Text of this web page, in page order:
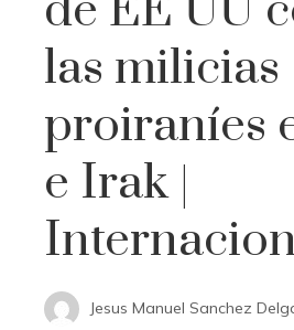
las milicias
proiraníes
e Irak |
Jesus Manuel Sanchez